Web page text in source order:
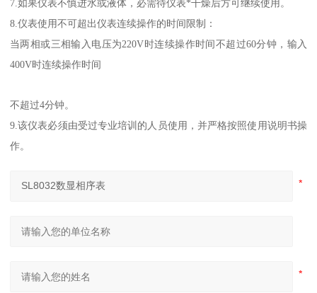
7.如果仪表不慎进水或液体，必需待仪表*干燥后方可继续使用。
8.仪表使用不可超出仪表连续操作的时间限制：
当两相或三相输入电压为220V时连续操作时间不超过60分钟，输入
400V时连续操作时间
不超过4分钟。
9.该仪表必须由受过专业培训的人员使用，并严格按照使用说明书操
作。